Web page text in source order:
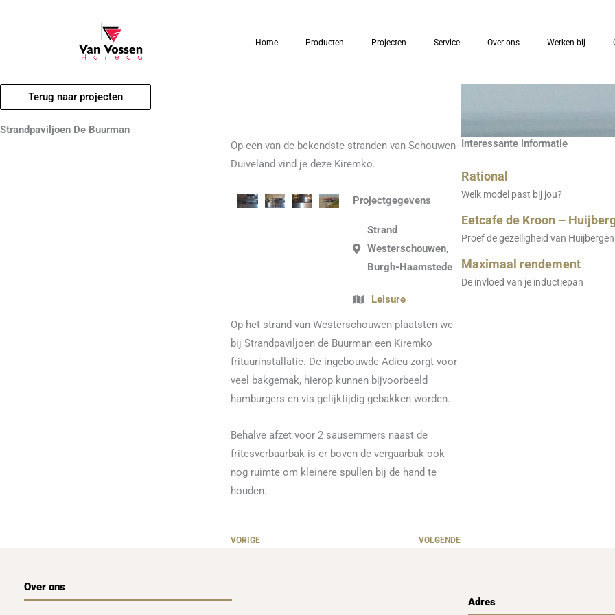
Home Producten Projecten Service Over ons Werken bij
Terug naar projecten
Strandpaviljoen De Buurman
Op een van de bekendste stranden van Schouwen-
Duiveland vind je deze Kiremko.
Projectgegevens
Strand
Westerschouwen,
Burgh-Haamstede
Leisure
Op het strand van Westerschouwen plaatsten we
bij Strandpaviljoen de Buurman een Kiremko
frituurinstallatie. De ingebouwde Adieu zorgt voor
veel bakgemak, hierop kunnen bijvoorbeeld
hamburgers en vis gelijktijdig gebakken worden.
Behalve afzet voor 2 sausemmers naast de
fritesverbaarbak is er boven de vergaarbak ook
nog ruimte om kleinere spullen bij de hand te
houden.
VORIGE VOLGENDE
Interessante informatie
Rational
Welk model past bij jou?
Eetcafe de Kroon –
Proef de gezelligheid van Huijbergen
Maximaal rendement
De invloed van je inductiepan
Over ons
Adres